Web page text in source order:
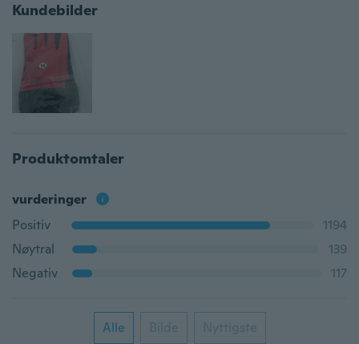
Kundebilder
Produktomtaler
vurderinger
Positiv
1194
Nøytral
139
Negativ
117
Alle Bilde Nyttigste